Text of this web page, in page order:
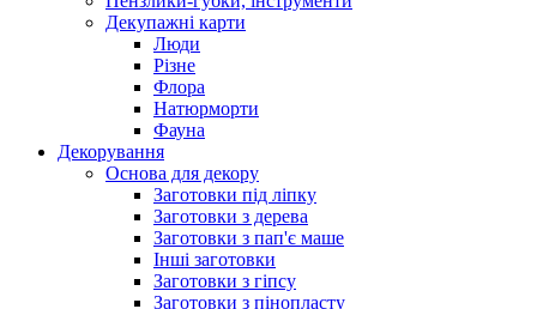
Декупажні карти
Люди
Різне
Флора
Натюрморти
Фауна
Декорування
Основа для декору
Заготовки під ліпку
Заготовки з дерева
Заготовки з пап'є маше
Інші заготовки
Заготовки з гіпсу
Заготовки з пінопласту